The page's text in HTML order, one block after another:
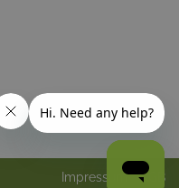
Impressum
AGB